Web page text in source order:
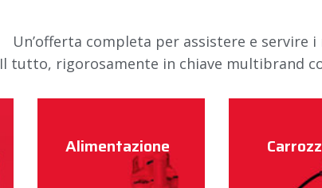
Un’offerta completa per assistere e
Il tutto, rigorosamente in chiave multibrand
Alimentazione